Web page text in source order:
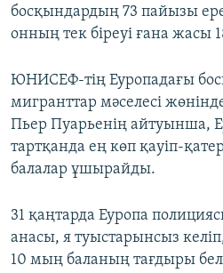
босқындардың 73 пайызы
онның тек біреуі ғана жасы
ЮНИСЕФ-тің Еуропадағы
мигранттар мәселесі
Пьер Пуарьенің айтуынша,
тартқанда ең көп қауіп-
балалар ұшырайды.
31 қаңтарда Еуропа
анасы, я туыстарынсыз
10 мың баланың тағдыры